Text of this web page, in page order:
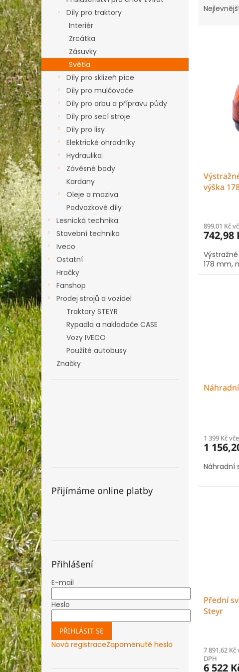
e
l
Díly pro traktory
Interiér
Zrcátka
Zásuvky
Světla
Díly pro sklizeň píce
Díly pro mulčovače
Díly pro orbu a přípravu půdy
Díly pro secí stroje
Díly pro lisy
Elektrické ohradníky
Hydraulika
Závěsné body
Kardany
Oleje a maziva
Podvozkové díly
Lesnická technika
Stavební technika
Iveco
Ostatní
Hračky
Fanshop
Prodej strojů a vozidel
Traktory STEYR
Rypadla a nakladače CASE
Vozy IVECO
Použité autobusy
Značky
Přijímáme online platby
Přihlášení
E-mail
Heslo
PŘIHLÁSIT SE
Nová registraceZapomenuté heslo
výška
899,01 Kč
742,98
Výstražné
178 mm,
1 399 Kč
1
Náhradní
Přední
Steyr
7 891,62 Kč
DPH
6 522